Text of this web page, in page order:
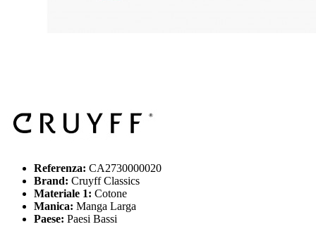
Referenza: CA2730000020
Brand: Cruyff Classics
Materiale 1: Cotone
Manica: Manga Larga
Paese: Paesi Bassi